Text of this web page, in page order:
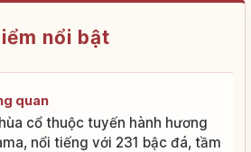
nổi bật
quan
cổ thuộc tuyến hành hương
nổi tiếng với 231 bậc đá, tầm